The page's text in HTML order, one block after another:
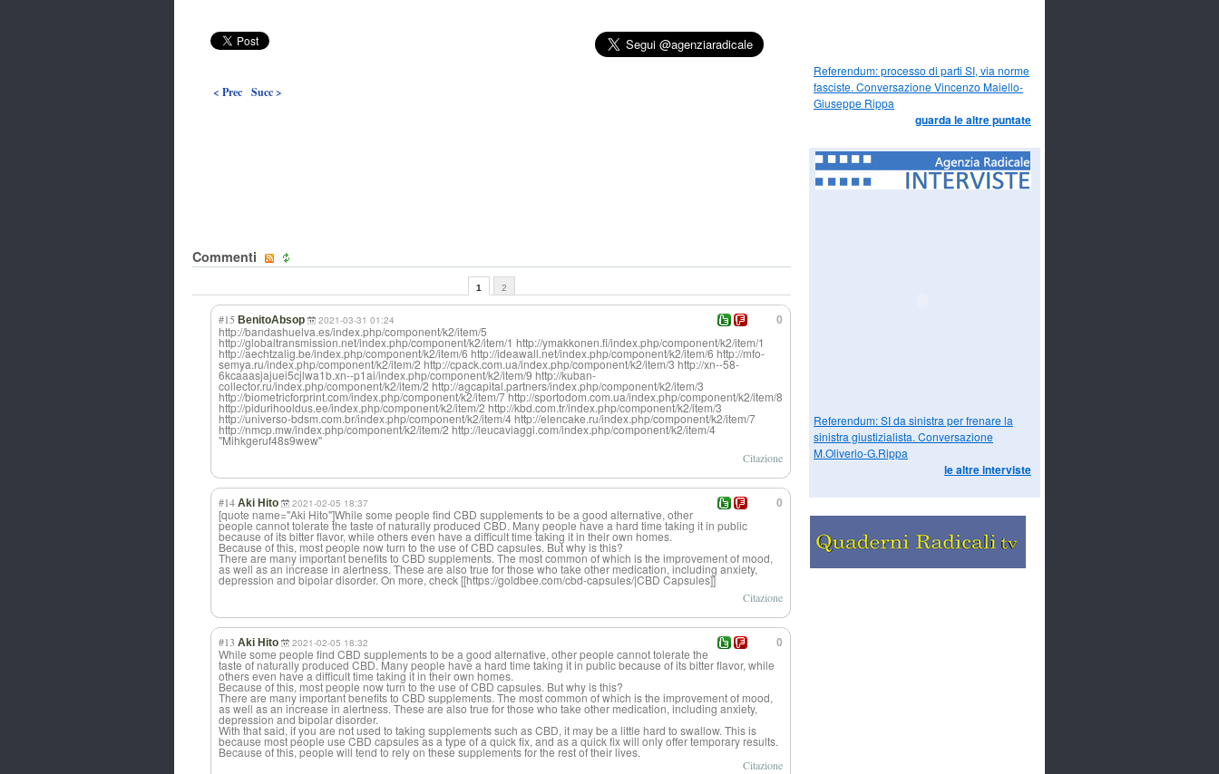
< Prec Succ >
Commenti
1 2
0
#15 BenitoAbsop 2021-03-31 01:24
http://bandashuelva.es/index.php/component/k2/item/5
http://globaltransmission.net/index.php/component/k2/item/1 http://ymakkonen.fi/index.php/component/k2/item/1
http://aechtzalig.be/index.php/component/k2/item/6 http://ideawall.net/index.php/component/k2/item/6 http://mfo-
semya.ru/index.php/component/k2/item/2 http://cpack.com.ua/index.php/component/k2/item/3 http://xn--58-
6kcaaasjajuei5cjlwa1b.xn--p1ai/index.php/component/k2/item/9 http://kuban-
collector.ru/index.php/component/k2/item/2 http://agcapital.partners/index.php/component/k2/item/3
http://biometricforprint.com/index.php/component/k2/item/7 http://sportodom.com.ua/index.php/component/k2/item/8
http://pidurihooldus.ee/index.php/component/k2/item/2 http://kbd.com.tr/index.php/component/k2/item/3
http://universo-bdsm.com.br/index.php/component/k2/item/4 http://elencake.ru/index.php/component/k2/item/7
http://nmcp.mw/index.php/component/k2/item/2 http://leucaviaggi.com/index.php/component/k2/item/4
"Mihkgeruf48s9wew"
Citazione
0
#14 Aki Hito 2021-02-05 18:37
[quote name="Aki Hito"]While some people find CBD supplements to be a good alternative, other
people cannot tolerate the taste of naturally produced CBD. Many people have a hard time taking it in public
because of its bitter flavor, while others even have a difficult time taking it in their own homes.
Because of this, most people now turn to the use of CBD capsules. But why is this?
There are many important benefits to CBD supplements. The most common of which is the improvement of mood,
as well as an increase in alertness. These are also true for those who take other medication, including anxiety,
depression and bipolar disorder. On more, check [[https://goldbee.com/cbd-capsules/|CBD Capsules]]
Citazione
0
#13 Aki Hito 2021-02-05 18:32
While some people find CBD supplements to be a good alternative, other people cannot tolerate the
taste of naturally produced CBD. Many people have a hard time taking it in public because of its bitter flavor, while
others even have a difficult time taking it in their own homes.
Because of this, most people now turn to the use of CBD capsules. But why is this?
There are many important benefits to CBD supplements. The most common of which is the improvement of mood,
as well as an increase in alertness. These are also true for those who take other medication, including anxiety,
depression and bipolar disorder.
With that said, if you are not used to taking supplements such as CBD, it may be a little hard to swallow. This is
because most people use CBD capsules as a type of a quick fix, and as a quick fix will only offer temporary results.
Because of this, people will tend to rely on these supplements for the rest of their lives.
Citazione
Referendum: processo di parti SI, via norme
fasciste. Conversazione Vincenzo Maiello-
Giuseppe Rippa
guarda le altre puntate
Referendum: SI da sinistra per frenare la
sinistra giustizialista. Conversazione
M.Oliverio-G.Rippa
le altre interviste